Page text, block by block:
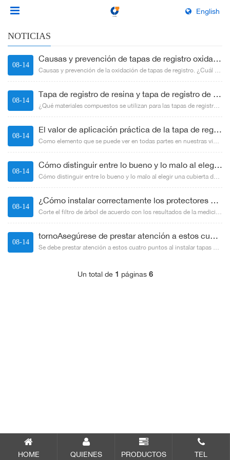
English
NOTICIAS
08-14
Causas y prevención de tapas de registro oxidadas.
Causas y prevención de la oxidación de tapas de registro. ¿Cuál es la causa de la oxidación de las tapas de registro? Cu...
08-14
Tapa de registro de resina y tapa de registro de hierro fundido que es mejor
¿Qué materiales compuestos se utilizan para las tapas de registro compuestas? El editor de fabricantes de tapas de regis...
08-14
El valor de aplicación práctica de la tapa de registro compuesta
Como elemento que se puede ver en todas partes en nuestras vidas, no somos ajenos a las tapas de alcantarilla. Con el de...
08-14
Cómo distinguir entre lo bueno y lo malo al elegir una cubierta de zanja compuesta
Cómo distinguir entre lo bueno y lo malo al elegir una cubierta de zanja compuesta. La cubierta de zanja compuesta se ut...
08-14
¿Cómo instalar correctamente los protectores de árboles?
Corte el filtro de árbol de acuerdo con los resultados de la medición, pero en este proceso, después de determinar el ta...
08-14
tornoAsegúrese de prestar atención a estos cuatro puntos cuando instale tapas de registro de acero i
Se debe prestar atención a estos cuatro puntos al instalar tapas de registro de acero inoxidable:1. Para mantener la apa...
Un total de 1 páginas 6
HOME QUIENES PRODUCTOS TEL